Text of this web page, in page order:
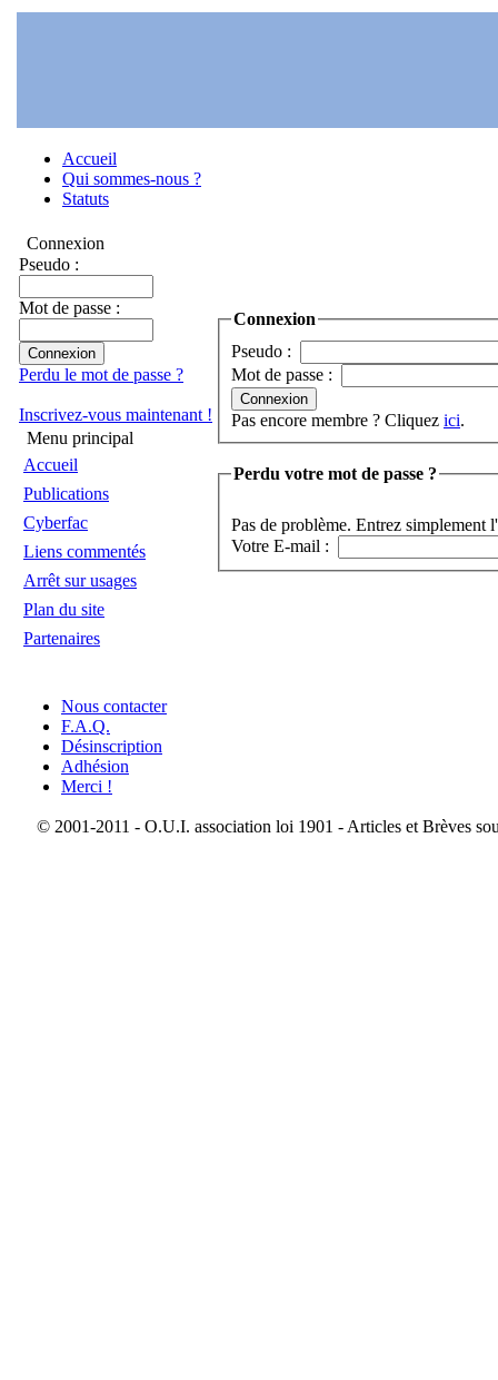
Accueil
Qui sommes-nous ?
Statuts
Connexion
Pseudo :
Mot de passe :
Perdu le mot de passe ?
Inscrivez-vous maintenant !
Menu principal
Accueil
Publications
Cyberfac
Liens commentés
Arrêt sur usages
Plan du site
Partenaires
Connexion
Pseudo :
Mot de passe :
Pas encore membre ? Cliquez ici.
Perdu votre mot de passe ?
Pas de problème. Entrez simplement
Votre E-mail :
Nous contacter
F.A.Q.
Désinscription
Adhésion
Merci !
© 2001-2011 - O.U.I. association loi 1901 - Articles et Brèves